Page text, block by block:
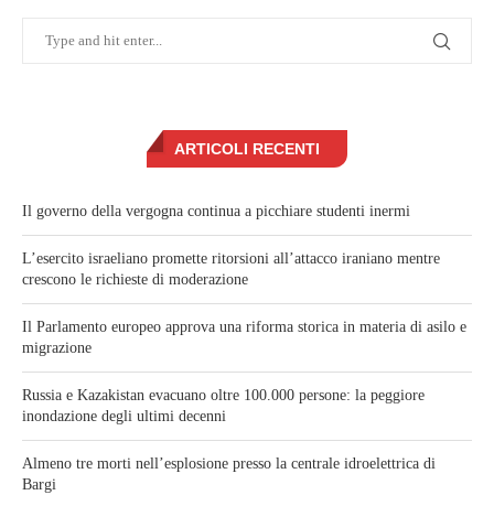
ARTICOLI RECENTI
Il governo della vergogna continua a picchiare studenti inermi
L’esercito israeliano promette ritorsioni all’attacco iraniano mentre
crescono le richieste di moderazione
Il Parlamento europeo approva una riforma storica in materia di asilo e
migrazione
Russia e Kazakistan evacuano oltre 100.000 persone: la peggiore
inondazione degli ultimi decenni
Almeno tre morti nell’esplosione presso la centrale idroelettrica di
Bargi